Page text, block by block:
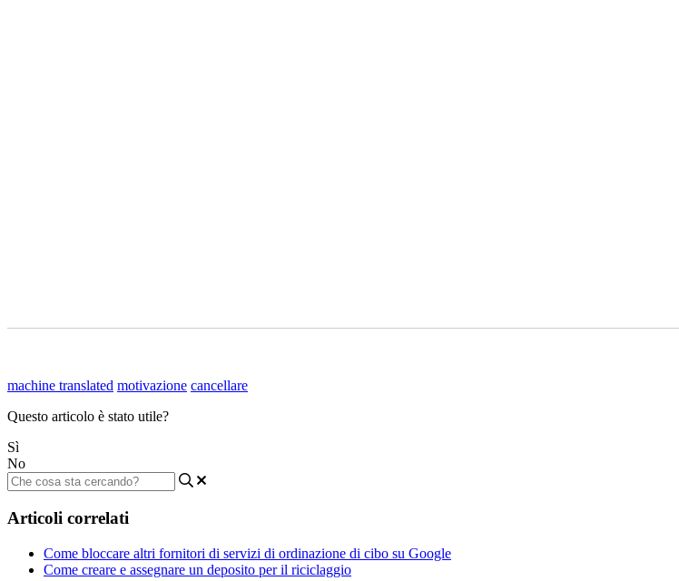
machine translated motivazione cancellare
Questo articolo è stato utile?
Sì
No
Articoli correlati
Come bloccare altri fornitori di servizi di ordinazione di cibo su Google
Come creare e assegnare un deposito per il riciclaggio